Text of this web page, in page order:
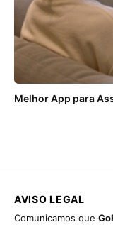
Melhor App para
AVISO LEGAL
Comunicamos que